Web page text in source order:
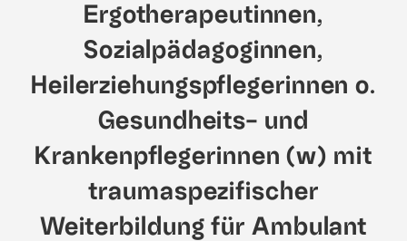
Ergotherapeutinnen,
Sozialpädagoginnen,
Heilerziehungspflegerinnen o.
Gesundheits- und
Krankenpflegerinnen (w) mit
traumaspezifischer
Weiterbildung für Ambulant